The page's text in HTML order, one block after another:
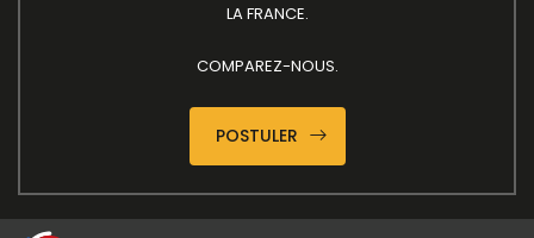
LA FRANCE.
COMPAREZ-NOUS.
POSTULER